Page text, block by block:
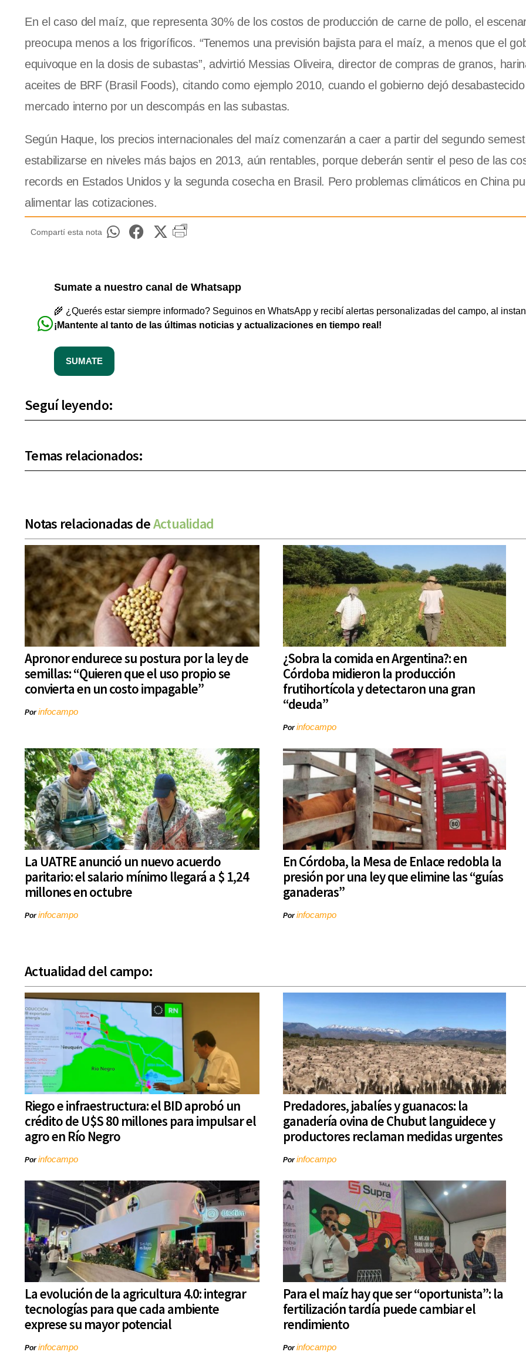
En el caso del maíz, que representa 30% de los costos de producción de carne de pollo, el
preocupa menos a los frigoríficos. “Tenemos una previsión bajista para el maíz, a menos que el
equivoque en la dosis de subastas”, advirtió Messias Oliveira, director de compras de granos,
aceites de BRF (Brasil Foods), citando como ejemplo 2010, cuando el gobierno dejó
mercado interno por un descompás en las subastas.
Según Haque, los precios internacionales del maíz comenzarán a caer a partir del segundo
estabilizarse en niveles más bajos en 2013, aún rentables, porque deberán sentir el peso de las
records en Estados Unidos y la segunda cosecha en Brasil. Pero problemas climáticos en China
alimentar las cotizaciones.
Compartí esta nota
Sumate a nuestro canal de Whatsapp
🌾 ¿Querés estar siempre informado? Seguinos en WhatsApp y recibí alertas personalizadas del campo, al
¡Mantente al tanto de las últimas noticias y actualizaciones en tiempo real!
SUMATE
Seguí leyendo:
Temas relacionados:
Notas relacionadas deActualidad
Apronor endurece su postura por la ley de
semillas: “Quieren que el uso propio se
convierta en un costo impagable”
Porinfocampo
¿Sobra la comida en Argentina?: en
Córdoba midieron la producción
frutihortícola y detectaron una gran
“deuda”
Porinfocampo
La UATRE anunció un nuevo acuerdo
paritario: el salario mínimo llegará a $ 1,24
millones en octubre
Porinfocampo
En Córdoba, la Mesa de Enlace redobla la
presión por una ley que elimine las “guías
ganaderas”
Porinfocampo
Actualidad del campo:
Riego e infraestructura: el BID aprobó un
crédito de U$S 80 millones para impulsar el
agro en Río Negro
Porinfocampo
Predadores, jabalíes y guanacos: la
ganadería ovina de Chubut languidece y
productores reclaman medidas urgentes
Porinfocampo
La evolución de la agricultura 4.0: integrar
tecnologías para que cada ambiente
exprese su mayor potencial
Porinfocampo
Para el maíz hay que ser “oportunista”: la
fertilización tardía puede cambiar el
rendimiento
Porinfocampo